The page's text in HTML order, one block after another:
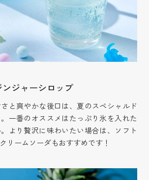
ジャーシロップ
と爽やかな後口は、夏のスペシャルド
一番のオススメはたっぷり氷を入れた
より贅沢に味わいたい場合は、ソフト
リームソーダもおすすめです！